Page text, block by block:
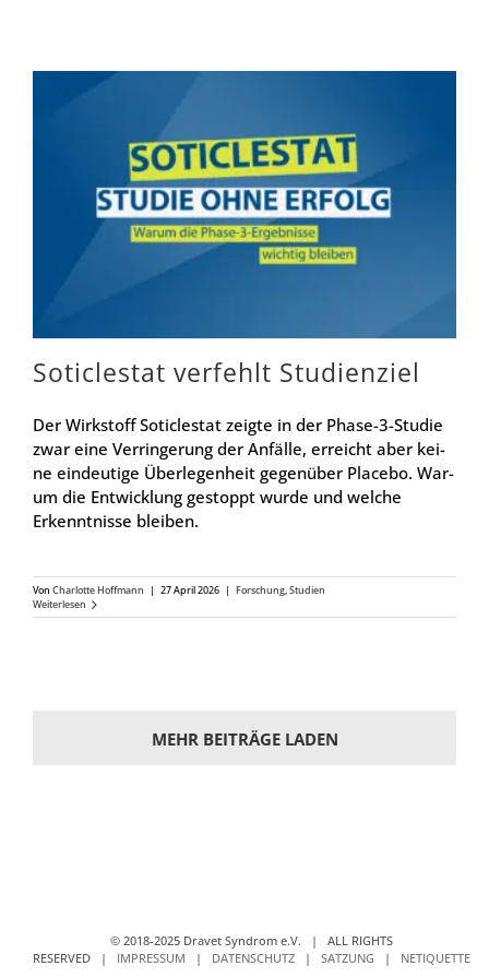
Sotic­les­tat ver­fehlt Stu­di­en­ziel
Der Wirk­stoff Sotic­les­tat zeig­te in der Pha­se-3-Stu­die
zwar eine Ver­rin­ge­rung der Anfäl­le, erreicht aber kei­
ne ein­deu­ti­ge Über­le­gen­heit gegen­über Pla­ce­bo. War­
um die Ent­wick­lung gestoppt wur­de und wel­che
Erkennt­nis­se blei­ben.
Von Char­lot­te Hoff­mann | 27 April 2026 | For­schung,Stu­di­en
Wei­ter­le­sen
MEHR BEITRÄGE LADEN
© 2018-2025 Dravet Syndrom e.V. | ALL RIGHTS
RESERVED | IMPRESSUM | DATENSCHUTZ | SATZUNG | NETIQUETTE